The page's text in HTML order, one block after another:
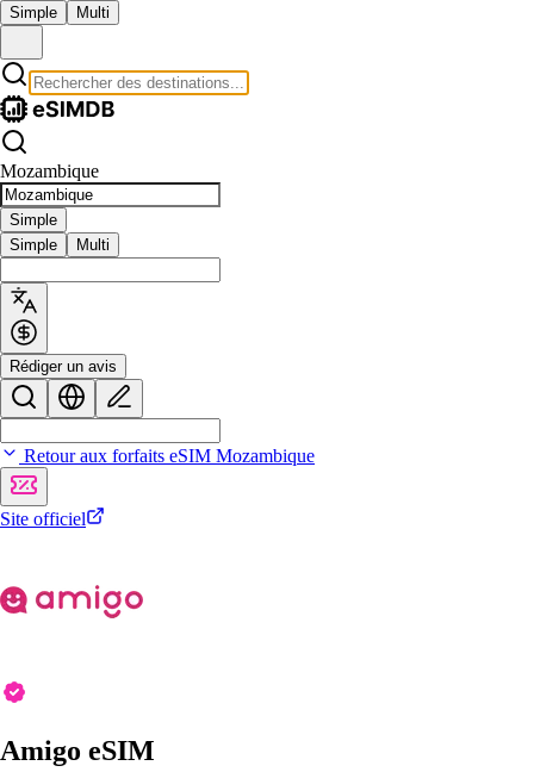
Simple Multi
Mozambique
Simple
Simple
Multi
Rédiger un avis
Retour aux forfaits eSIM Mozambique
Site officiel
Amigo eSIM